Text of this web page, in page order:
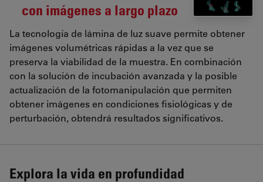
con imágenes a largo plazo
La tecnología de lámina de luz suave permite obtener
imágenes volumétricas rápidas a la vez que se
preserva la viabilidad de la muestra. En combinación
con la solución de incubación avanzada y la posible
actualización de la fotomanipulación que permiten
obtener imágenes en condiciones fisiológicas y de
perturbación, obtendrá resultados significativos.
Explora la vida en profundidad